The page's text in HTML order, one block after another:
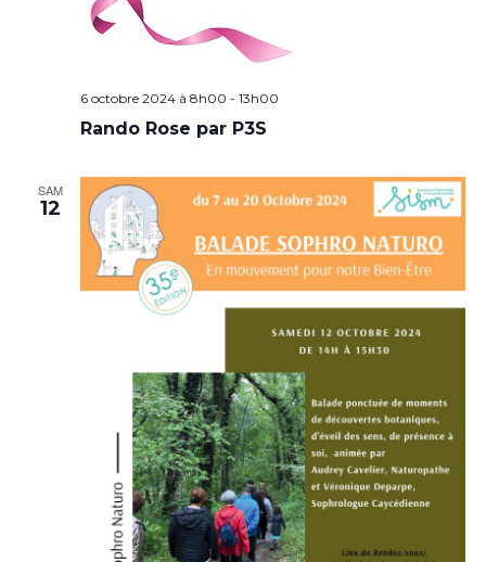
6 octobre 2024 à 8h00 - 13h00
Rando Rose par P3S
SAM
12